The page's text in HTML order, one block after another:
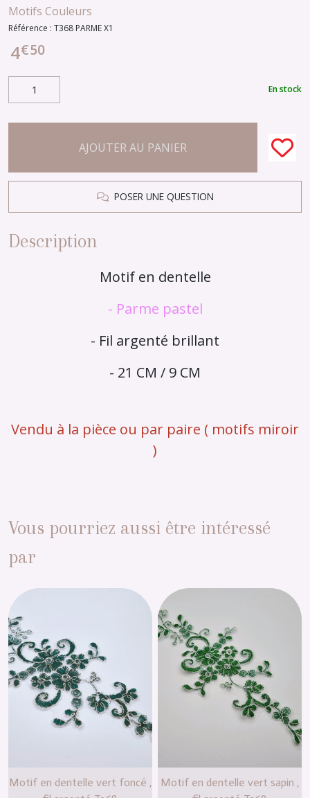
Motifs Couleurs
Référence : T368 PARME X1
4€50
En stock
AJOUTER AU PANIER
POSER UNE QUESTION
Description
Motif en dentelle
- Parme pastel
- Fil argenté brillant
- 21 CM / 9 CM
Vendu à la pièce ou par paire ( motifs miroir
)
Vous pourriez aussi être intéressé
par
Motif en dentelle vert foncé ,
Motif en dentelle vert sapin ,